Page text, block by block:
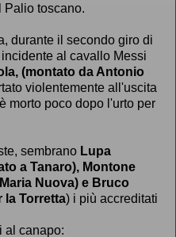
Palio toscano.
durante il secondo giro di
al cavallo Messi
(montato da Antonio
violentemente all'uscita
morto poco dopo l'urto per
sembrano Lupa
a Tanaro), Montone
Nuova) e Bruco
la Torretta) i più accreditati
al canapo: